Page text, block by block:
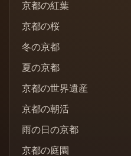
京都の紅葉
京都の桜
冬の京都
夏の京都
京都の世界遺産
京都の朝活
雨の日の京都
京都の庭園